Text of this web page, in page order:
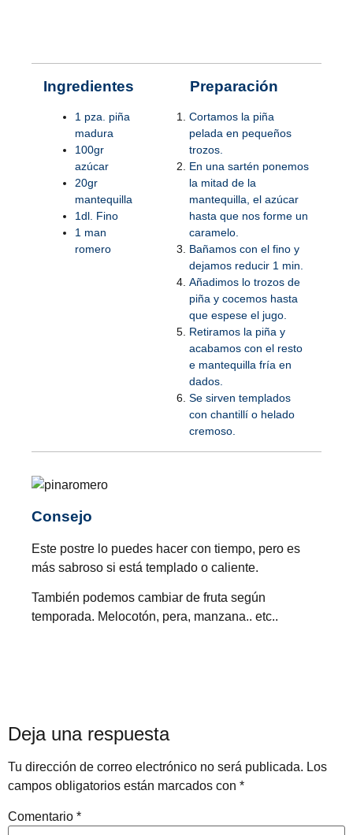
Ingredientes
1 pza. piña
madura
100gr
azúcar
20gr
mantequilla
1dl. Fino
1 man
romero
Preparación
Cortamos la piña
pelada en pequeños
trozos.
En una sartén ponemos
la mitad de la
mantequilla, el azúcar
hasta que nos forme un
caramelo.
Bañamos con el fino y
dejamos reducir 1 min.
Añadimos lo trozos de
piña y cocemos hasta
que espese el jugo.
Retiramos la piña y
acabamos con el resto
e mantequilla fría en
dados.
Se sirven templados
con chantillí o helado
cremoso.
Consejo
Este postre lo puedes hacer con tiempo, pero es
más sabroso si está templado o caliente.
También podemos cambiar de fruta según
temporada. Melocotón, pera, manzana.. etc..
Deja una respuesta
Tu dirección de correo electrónico no será publicada. Los
campos obligatorios están marcados con *
Comentario *